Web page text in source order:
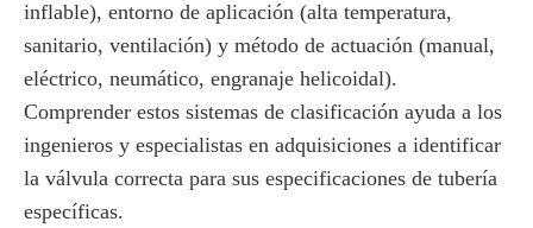
inflable), entorno de aplicación (alta temperatura,
sanitario, ventilación) y método de actuación (manual,
eléctrico, neumático, engranaje helicoidal).
Comprender estos sistemas de clasificación ayuda a los
ingenieros y especialistas en adquisiciones a identificar
la válvula correcta para sus especificaciones de tubería
específicas.